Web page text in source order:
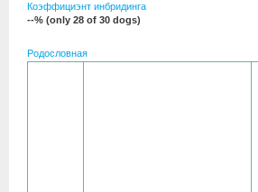
Коэффициэнт инбридинга
--% (only 28 of 30 dogs)
Родословная